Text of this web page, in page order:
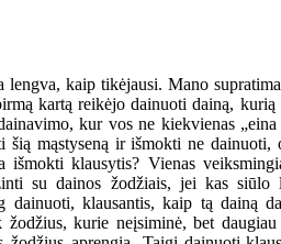
lengva, kaip tikėjausi. Mano
kartą reikėjo dainuoti dainą, kurią
kur vos ne kiekvienas
šią mąstyseną ir išmokti ne dainuoti,
klausytis? Vienas
su dainos žodžiais, jei kas siūlo
dainuoti, klausantis, kaip tą dainą
kurie neįsiminė, bet